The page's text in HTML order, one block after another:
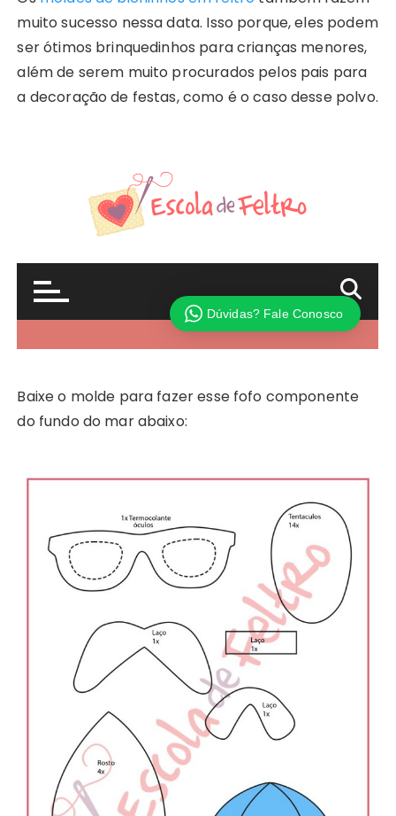
muito sucesso nessa data. Isso porque, eles podem
ser ótimos brinquedinhos para crianças menores,
além de serem muito procurados pelos pais para
a decoração de festas, como é o caso desse polvo.
Baixe o molde para fazer esse fofo componente
do fundo do mar abaixo: